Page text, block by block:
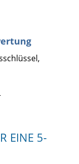
EINE 5-